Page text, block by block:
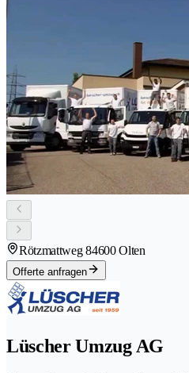
Rötzmattweg 84600 Olten
Offerte anfragen
Lüscher Umzug AG